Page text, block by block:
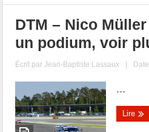
DTM – Nico
un podium, voir
Écrit parJean-Baptiste Lassaux |
...
Lire